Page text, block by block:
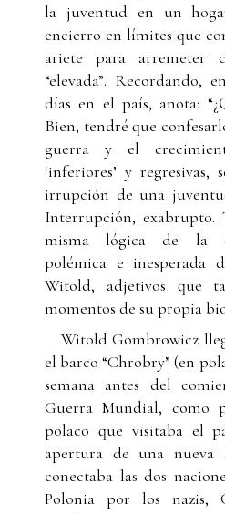
la juventud en un
encierro en límites que
ariete para arremeter
“elevada”. Recordando,
días en el país, anota:
Bien, tendré que
guerra y el
‘inferiores’ y
irrupción de una
Interrupción, exabrupto.
misma lógica de la
polémica e inesperada
Witold, adjetivos que
momentos de su propia
Witold Gombrowicz
el barco “Chrobry” (en
semana antes del
Guerra Mundial, como
polaco que visitaba el
apertura de una nueva
conectaba las dos
Polonia por los nazis,